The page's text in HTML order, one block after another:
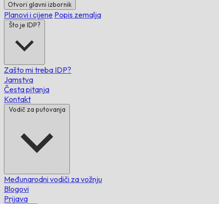
Otvori glavni izbornik
Planovi i cijene Popis zemalja
Što je IDP?
Zašto mi treba IDP?
Jamstva
Česta pitanja
Kontakt
Vodič za putovanja
Međunarodni vodiči za vožnju
Blogovi
Prijava